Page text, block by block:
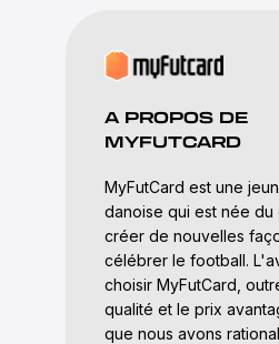
A PROPOS DE
MYFUTCARD
MyFutCard est une
danoise qui est née du
créer de nouvelles
célébrer le football.
choisir MyFutCard,
qualité et le prix
que nous avons